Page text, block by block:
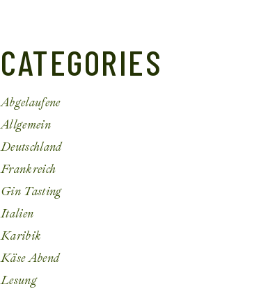
CATEGORIES
Abgelaufene
Allgemein
Deutschland
Frankreich
Gin Tasting
Italien
Karibik
Käse Abend
Lesung